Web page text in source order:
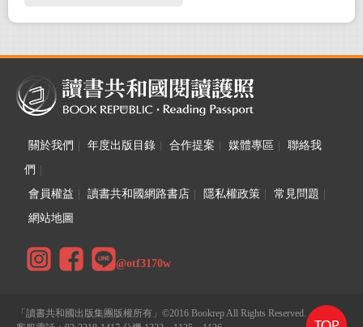
關於我們 年度出版目錄 合作提案 媒體專區
聯絡我
們
會員權益
讀書共和國網路書店 隱私權政策 常見問題
網站地圖
@otf3170w
「讀書共和國出版集團版權所有」©2016 Bookrep All Rights Reserved.